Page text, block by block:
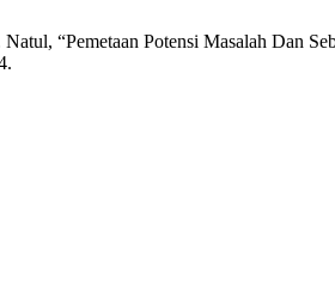
“Pemetaan Potensi Masalah Dan